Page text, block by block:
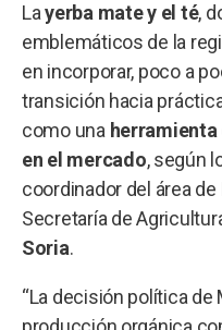
Layerba mate y el té,
emblemáticos de la
en incorporar, poco a
transición hacia
como una
en el mercado, según
coordinador del área
Secretaría de
Soria.
“La decisión política de